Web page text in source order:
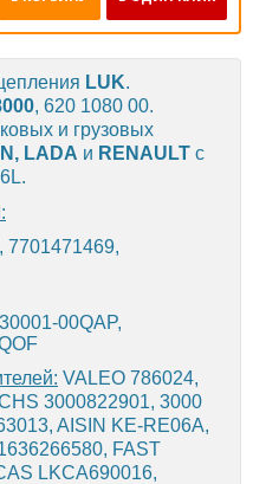
LUK.
, 620 1080 00.
и грузовых
LADA и RENAULT с
, 7701471469,
00QAP,
VALEO 786024,
3000822901, 3000
AISIN KE-RE06A,
FAST
LKCA690016,